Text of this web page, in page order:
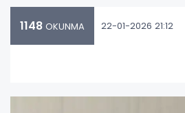
1148 OKUNMA 22-01-2026 21:12